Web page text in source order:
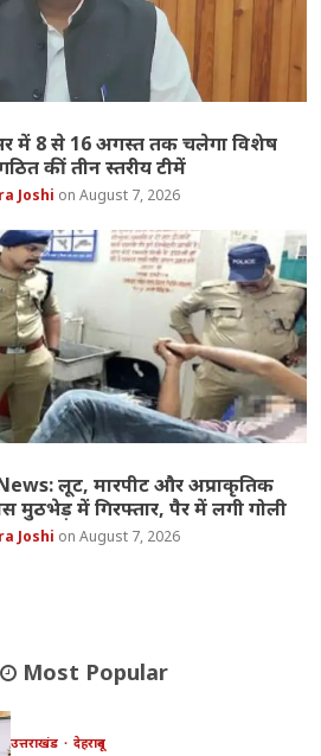
में 8 से 16 अगस्त तक चलेगा विशेष
कीं तीन स्तरीय टीमें
Joshi August 7, 2026
लूट, मारपीट और अप्राकृतिक
मुठभेड़ में गिरफ्तार, पैर में लगी गोली
Joshi August 7, 2026
Most Popular
उत्तराखंड देहरादून